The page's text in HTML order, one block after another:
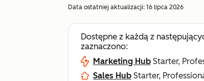
Data ostatniej aktualizacji: 16 lipca 2026
Dostępne z każdą z
zaznaczono:
Marketing Hub Starter,
Sales Hub Starter,